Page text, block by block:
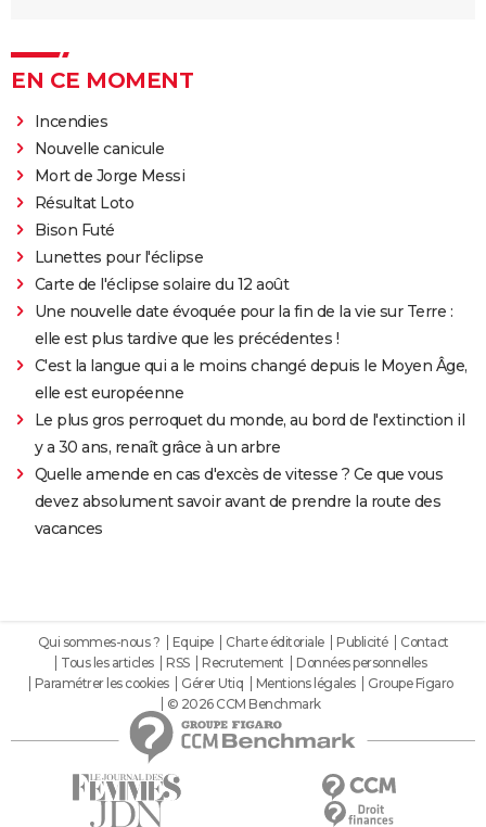
EN CE MOMENT
Incendies
Nouvelle canicule
Mort de Jorge Messi
Résultat Loto
Bison Futé
Lunettes pour l'éclipse
Carte de l'éclipse solaire du 12 août
Une nouvelle date évoquée pour la fin de la vie sur Terre :
elle est plus tardive que les précédentes !
C'est la langue qui a le moins changé depuis le Moyen Âge,
elle est européenne
Le plus gros perroquet du monde, au bord de l'extinction il
y a 30 ans, renaît grâce à un arbre
Quelle amende en cas d'excès de vitesse ? Ce que vous
devez absolument savoir avant de prendre la route des
vacances
Qui sommes-nous ? Equipe Charte éditoriale Publicité
Contact
Tous les articles
RSS Recrutement
Données personnelles
Paramétrer les cookies
Gérer Utiq Mentions légales
Groupe Figaro
© 2026 CCM Benchmark